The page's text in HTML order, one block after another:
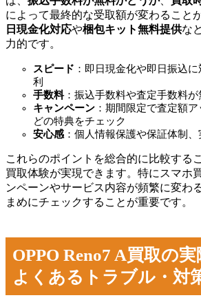
によって最終的な受取額が変わること
日現金化対応や梱包キット無料提供な
力的です。
スピード ：即日現金化や即日振込
利
手数料：振込手数料や査定手数料
キャンペーン ：期間限定で査定額
どの特典をチェック
安心感 ：個人情報保護や保証体制
これらのポイントを総合的に比較する
買取体験が実現できます。特にスマホ
ンペーンやサービス内容が頻繁に変わ
まめにチェックすることが重要です。
OPPO Reno7 A買取の
よくあるトラブル・対